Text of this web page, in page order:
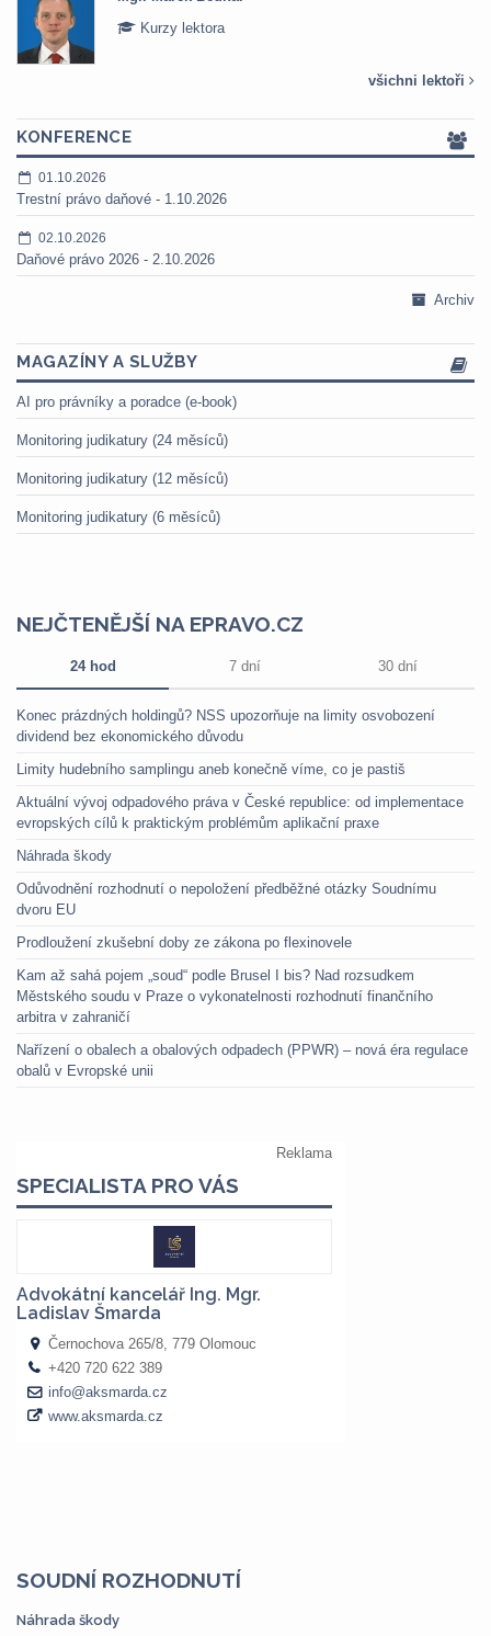
Kurzy lektora
všichni lektoři
KONFERENCE
01.10.2026
Trestní právo daňové - 1.10.2026
02.10.2026
Daňové právo 2026 - 2.10.2026
Archiv
MAGAZÍNY A SLUŽBY
AI pro právníky a poradce (e-book)
Monitoring judikatury (24 měsíců)
Monitoring judikatury (12 měsíců)
Monitoring judikatury (6 měsíců)
NEJČTENĚJŠÍ NA EPRAVO.CZ
24 hod 7 dní 30 dní
Konec prázdných holdingů? NSS upozorňuje na limity osvobození
dividend bez ekonomického důvodu
Limity hudebního samplingu aneb konečně víme, co je pastiš
Aktuální vývoj odpadového práva v České republice: od implementace
evropských cílů k praktickým problémům aplikační praxe
Náhrada škody
Odůvodnění rozhodnutí o nepoložení předběžné otázky Soudnímu
dvoru EU
Prodloužení zkušební doby ze zákona po flexinovele
Kam až sahá pojem „soud“ podle Brusel I bis? Nad rozsudkem
Městského soudu v Praze o vykonatelnosti rozhodnutí finančního
arbitra v zahraničí
Nařízení o obalech a obalových odpadech (PPWR) – nová éra regulace
obalů v Evropské unii
SOUDNÍ ROZHODNUTÍ
Náhrada škody